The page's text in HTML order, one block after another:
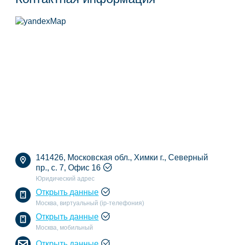
141426, Московская обл., Химки г., Северный
пр., с. 7, Офис 16
Юридический адрес
Открыть данные
Москва, виртуальный (ip-телефония)
Открыть данные
Москва, мобильный